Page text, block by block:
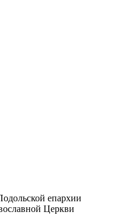
епархии
Церкви